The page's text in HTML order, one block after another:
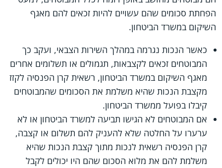
הפחתת סכומים שהם עשויים להיות זכאים להם מאגף
השיקום במשרד הביטחון.
כאשר הנכות נגרמה במהלך השירות הצבאי, ועקב כך
המבוטחים זכאים לקצבאות, תגמולים או תשלומים אחרים
מאגף השיקום במשרד הביטחון, רשאית קרן הפנסיה לקזז
מקצבת הנכות שהיא משלמת את הסכומים שהמבוטחים
קיבלו בפועל ממשרד הביטחון.
אם המבוטחים לא הגישו תביעה למשרד הביטחון או לא
ערערו על החלטה שלא להעניק להם תשלום או קצבה,
קרן הפנסיה רשאית לנכות מתוך קצבת הנכות שהיא
משלמת להם את מלוא הסכום שהם היו יכולים לקבל